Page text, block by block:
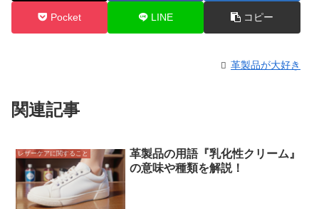
Pocket LINE コピー
革製品が大好き
関連記事
レザーケアに関すること
革製品の用語『乳化性クリーム』
の意味や種類を解説！